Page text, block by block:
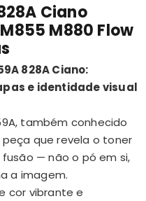
Ciano
M880 Flow
828A Ciano:
e identidade visual
também conhecido
que revela o toner
— não o pó em si,
a imagem.
cor vibrante e